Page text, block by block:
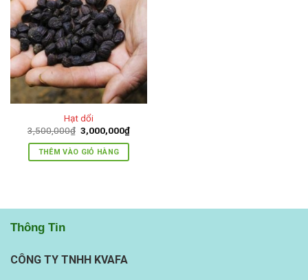
Hạt dổi
3,500,000₫ Giá
gốc
là:
3,500,000₫.
3,000,000₫Giá
THÊM VÀO GIỎ HÀNG
Thông Tin
CÔNG TY TNHH KVAFA